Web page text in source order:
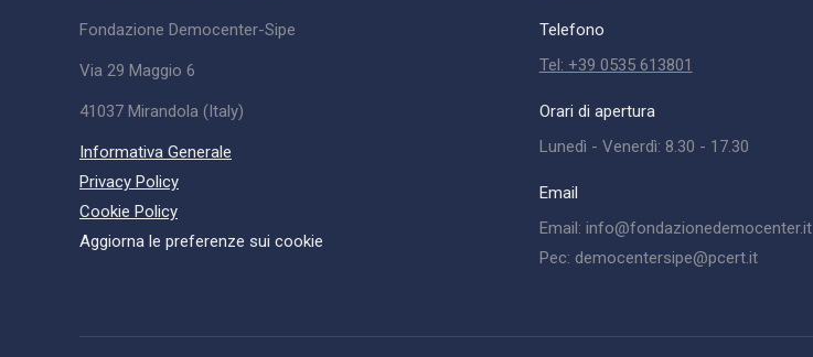
Fondazione Democenter-Sipe
Via 29 Maggio 6
41037 Mirandola (Italy)
Informativa Generale
Privacy Policy
Cookie Policy
Aggiorna le preferenze sui cookie
Telefono
Tel: +39 0535 613801
Orari di apertura
Lunedì - Venerdì: 8.30 - 17.30
Email
Email: info@fondazionedemocenter.it
Pec: democentersipe@pcert.it